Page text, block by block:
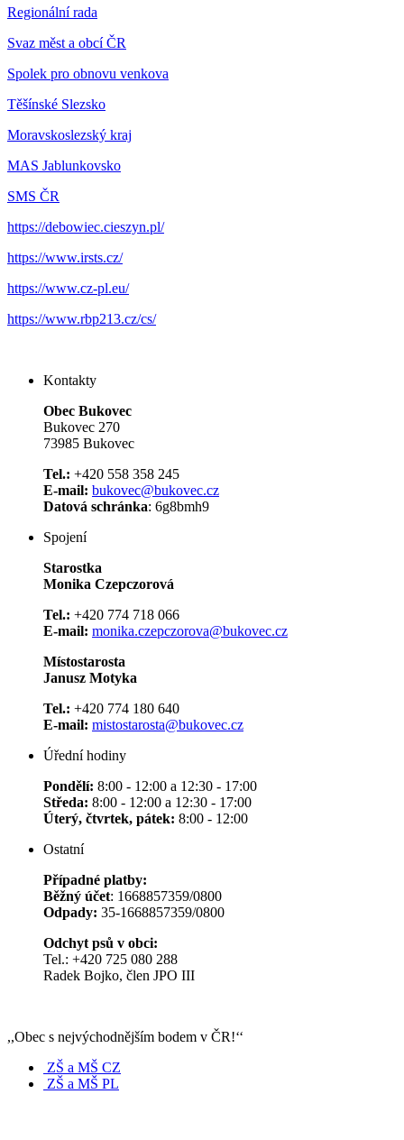
Regionální rada
Svaz měst a obcí ČR
Spolek pro obnovu venkova
Těšínské Slezsko
Moravskoslezský kraj
MAS Jablunkovsko
SMS ČR
https://debowiec.cieszyn.pl/
https://www.irsts.cz/
https://www.cz-pl.eu/
https://www.rbp213.cz/cs/
Kontakty
Obec Bukovec
Bukovec 270
73985 Bukovec
Tel.: +420 558 358 245
E-mail: bukovec@bukovec.cz
Datová schránka: 6g8bmh9
Spojení
Starostka
Monika Czepczorová
Tel.: +420 774 718 066
E-mail: monika.czepczorova@bukovec.cz
Místostarosta
Janusz Motyka
Tel.: +420 774 180 640
E-mail: mistostarosta@bukovec.cz
Úřední hodiny
Pondělí: 8:00 - 12:00 a 12:30 - 17:00
Středa: 8:00 - 12:00 a 12:30 - 17:00
Úterý, čtvrtek, pátek: 8:00 - 12:00
Ostatní
Případné platby:
Běžný účet: 1668857359/0800
Odpady: 35-1668857359/0800
Odchyt psů v obci:
Tel.: +420 725 080 288
Radek Bojko, člen JPO III
,,Obec s nejvýchodnějším bodem v ČR!‘‘
ZŠ a MŠ CZ
ZŠ a MŠ PL